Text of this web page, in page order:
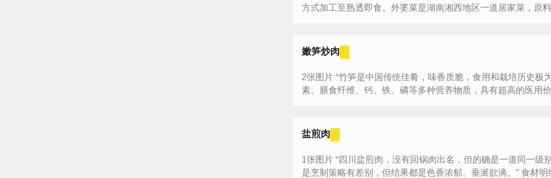
方式加工至熟透即食。外婆菜是湖南湘西地区一道居家菜，原
嫩笋炒肉
2张图片 “竹笋是中国传统佳肴，味香质脆，食用和栽培历史极为悠久。竹笋更是含有蛋白质、维生
素、膳食纤维、钙、铁、磷等多种营养物质，具有超高的医用
盐煎肉
1张图片 “四川盐煎肉，没有回锅肉出名，但的确是一道同一级别的美味，食材、调料几乎一样。就